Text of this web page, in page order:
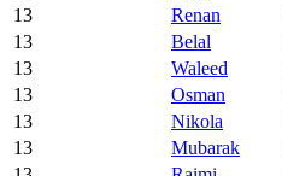
13
Renan
13
Belal
13
Waleed
13
Osman
13
Nikola
13
Mubarak